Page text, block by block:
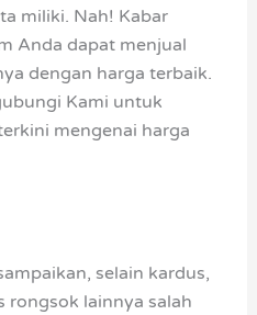
miliki. Nah! Kabar
Anda dapat menjual
dengan harga terbaik.
Kami untuk
mengenai harga
selain kardus,
rongsok lainnya salah